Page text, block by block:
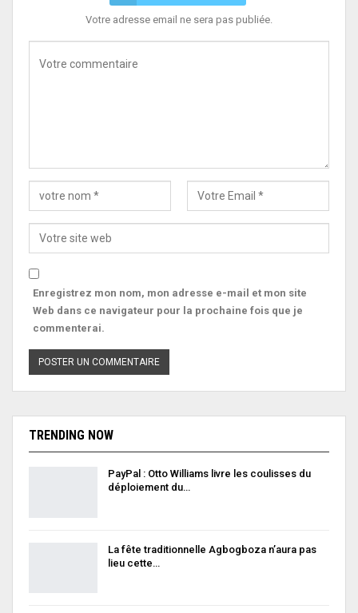
Votre adresse email ne sera pas publiée.
Enregistrez mon nom, mon adresse e-mail et mon site
Web dans ce navigateur pour la prochaine fois que je
commenterai.
TRENDING NOW
PayPal : Otto Williams livre les coulisses du
déploiement du…
La fête traditionnelle Agbogboza n’aura pas
lieu cette…